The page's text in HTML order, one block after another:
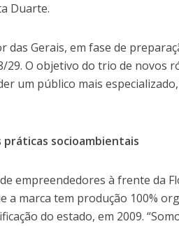
Duarte.
das Gerais, em fase de
29. O objetivo do trio de novos
um público mais
práticas socioambientais
empreendedores à frente da
a marca tem produção 100%
do estado, em 2009.